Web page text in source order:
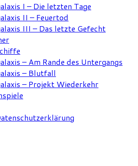
I – Die letzten Tage
II – Feuertod
III – Das letzte Gefecht
– Am Rande des Untergangs
– Blutfall
– Projekt Wiederkehr